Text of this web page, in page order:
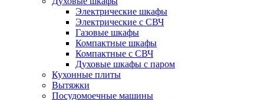
Электрические шкафы
Электрические с СВЧ
Газовые шкафы
Компактные шкафы
Компактные с СВЧ
Духовые шкафы с паром
Кухонные плиты
Вытяжки
Посудомоечные машины